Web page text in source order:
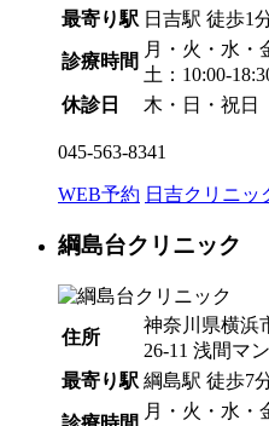
最寄り駅 日吉駅 徒歩1
診療時間
月・火・水・
土：10:00-
休診日
木・日・祝日
045-563-8341
WEB予約 日吉クリニッ
綱島台クリニック
住所
神奈川県横浜
26-11 浅間マ
最寄り駅 綱島駅 徒歩7
月・火・水・